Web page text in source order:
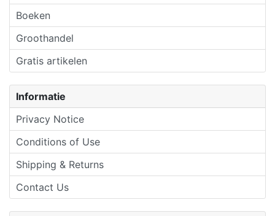
Boeken
Groothandel
Gratis artikelen
Informatie
Privacy Notice
Conditions of Use
Shipping & Returns
Contact Us